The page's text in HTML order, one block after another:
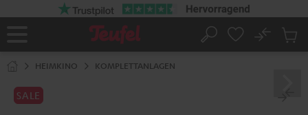
Startseite
Suche
No
HEIMKINO KOMPLETTANLAGEN
SALE